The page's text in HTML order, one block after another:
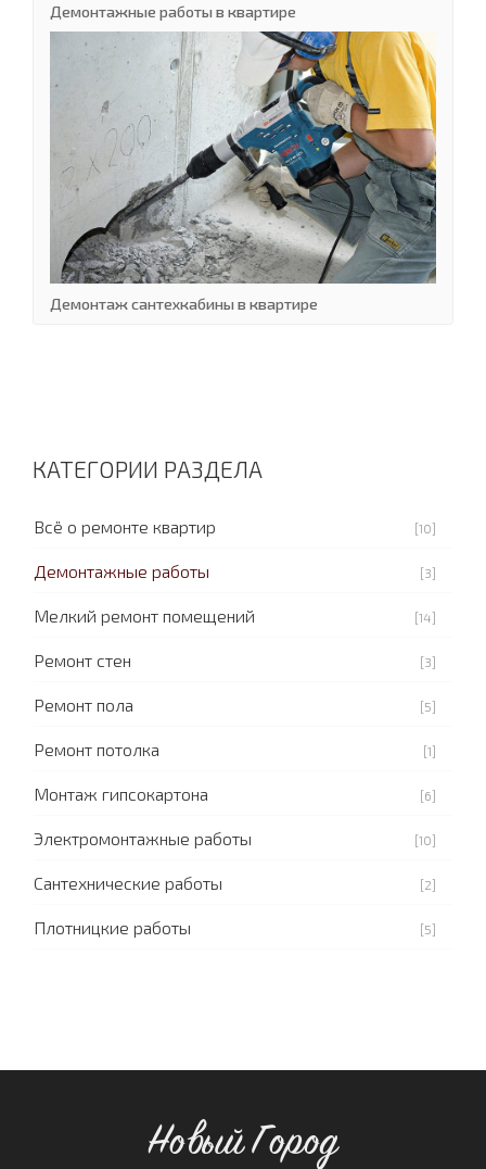
Демонтажные работы в квартире
Демонтаж сантехкабины в квартире
КАТЕГОРИИ РАЗДЕЛА
Всё о ремонте квартир [10]
Демонтажные работы [3]
Мелкий ремонт помещений [14]
Ремонт стен [3]
Ремонт пола [5]
Ремонт потолка [1]
Монтаж гипсокартона [6]
Электромонтажные работы [10]
Сантехнические работы [2]
Плотницкие работы [5]
Новый Город